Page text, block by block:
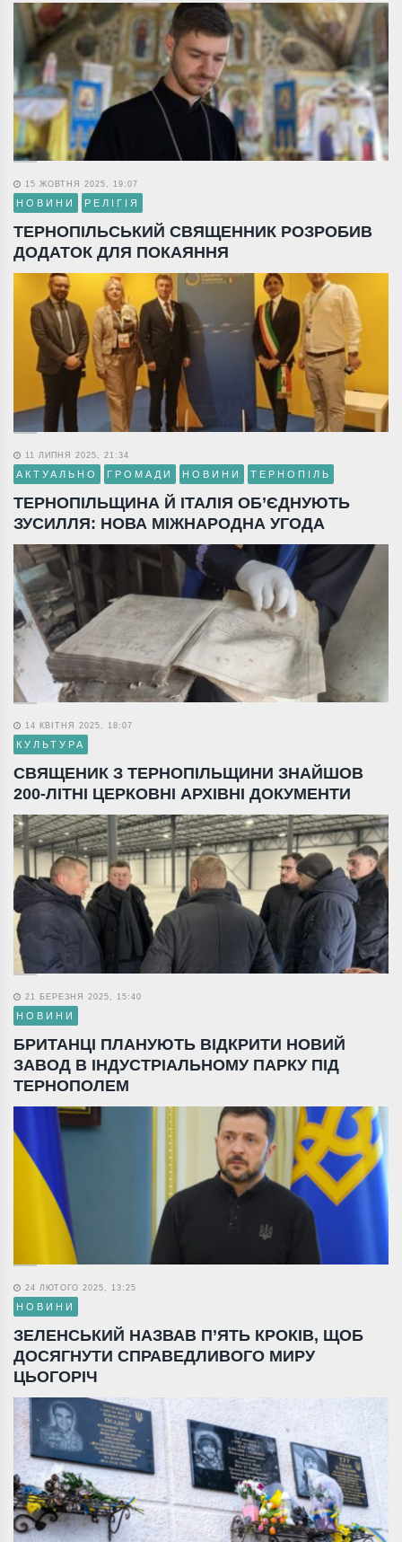
15 ЖОВТНЯ 2025, 19:07
НОВИНИ РЕЛІГІЯ
ТЕРНОПІЛЬСЬКИЙ СВЯЩЕННИК РОЗРОБИВ
ДОДАТОК ДЛЯ ПОКАЯННЯ
11 ЛИПНЯ 2025, 21:34
АКТУАЛЬНО ГРОМАДИ НОВИНИ ТЕРНОПІЛЬ
ТЕРНОПІЛЬЩИНА Й ІТАЛІЯ ОБ’ЄДНУЮТЬ
ЗУСИЛЛЯ: НОВА МІЖНАРОДНА УГОДА
14 КВІТНЯ 2025, 18:07
КУЛЬТУРА
СВЯЩЕНИК З ТЕРНОПІЛЬЩИНИ ЗНАЙШОВ
200-ЛІТНІ ЦЕРКОВНІ АРХІВНІ ДОКУМЕНТИ
21 БЕРЕЗНЯ 2025, 15:40
НОВИНИ
БРИТАНЦІ ПЛАНУЮТЬ ВІДКРИТИ НОВИЙ
ЗАВОД В ІНДУСТРІАЛЬНОМУ ПАРКУ ПІД
ТЕРНОПОЛЕМ
24 ЛЮТОГО 2025, 13:25
НОВИНИ
ЗЕЛЕНСЬКИЙ НАЗВАВ П’ЯТЬ КРОКІВ, ЩОБ
ДОСЯГНУТИ СПРАВЕДЛИВОГО МИРУ
ЦЬОГОРІЧ